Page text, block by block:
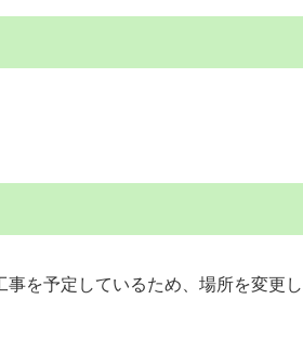
事を予定しているため、場所を変更し